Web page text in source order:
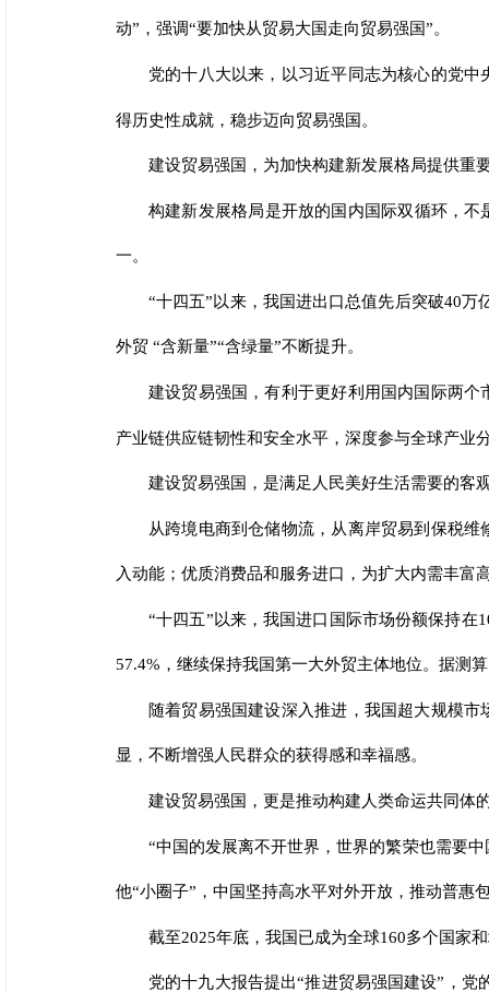
动”，强调“要加快从贸易大国走向贸易强国”。
党的十八大以来，以习近平同志为核心的党
得历史性成就，稳步迈向贸易强国。
建设贸易强国，为加快构建新发展格局提供重
构建新发展格局是开放的国内国际双循环，
一。
“十四五”以来，我国进出口总值先后突破40
外贸 “含新量”“含绿量”不断提升。
建设贸易强国，有利于更好利用国内国际两
产业链供应链韧性和安全水平，深度参与全球产业
建设贸易强国，是满足人民美好生活需要的客
从跨境电商到仓储物流，从离岸贸易到保税
入动能；优质消费品和服务进口，为扩大内需丰
“十四五”以来，我国进口国际市场份额保持
57.4%，继续保持我国第一大外贸主体地位。据测
随着贸易强国建设深入推进，我国超大规模
显，不断增强人民群众的获得感和幸福感。
建设贸易强国，更是推动构建人类命运共同体
“中国的发展离不开世界，世界的繁荣也需要
他“小圈子”，中国坚持高水平对外开放，推动普惠
截至2025年底，我国已成为全球160多个国家
党的十九大报告提出“推进贸易强国建设”，党